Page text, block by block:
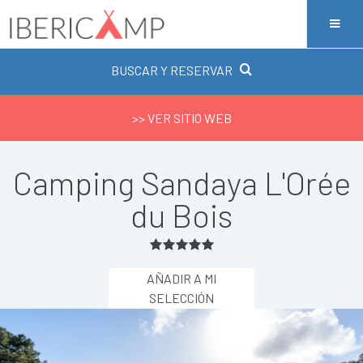
BUSCAR Y RESERVAR
>> VER SITIO WEB
Camping Sandaya L'Orée
du Bois
AÑADIR A MI
SELECCIÓN